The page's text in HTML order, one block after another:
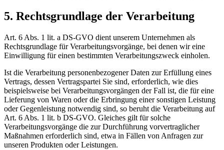
5. Rechtsgrundlage der Verarbeitung
Art. 6 Abs. 1 lit. a DS-GVO dient unserem Unternehmen als
Rechtsgrundlage für Verarbeitungsvorgänge, bei denen wir eine
Einwilligung für einen bestimmten Verarbeitungszweck einholen.
Ist die Verarbeitung personenbezogener Daten zur Erfüllung eines
Vertrags, dessen Vertragspartei Sie sind, erforderlich, wie dies
beispielsweise bei Verarbeitungsvorgängen der Fall ist, die für eine
Lieferung von Waren oder die Erbringung einer sonstigen Leistung
oder Gegenleistung notwendig sind, so beruht die Verarbeitung auf
Art. 6 Abs. 1 lit. b DS-GVO. Gleiches gilt für solche
Verarbeitungsvorgänge die zur Durchführung vorvertraglicher
Maßnahmen erforderlich sind, etwa in Fällen von Anfragen zur
unseren Produkten oder Leistungen.